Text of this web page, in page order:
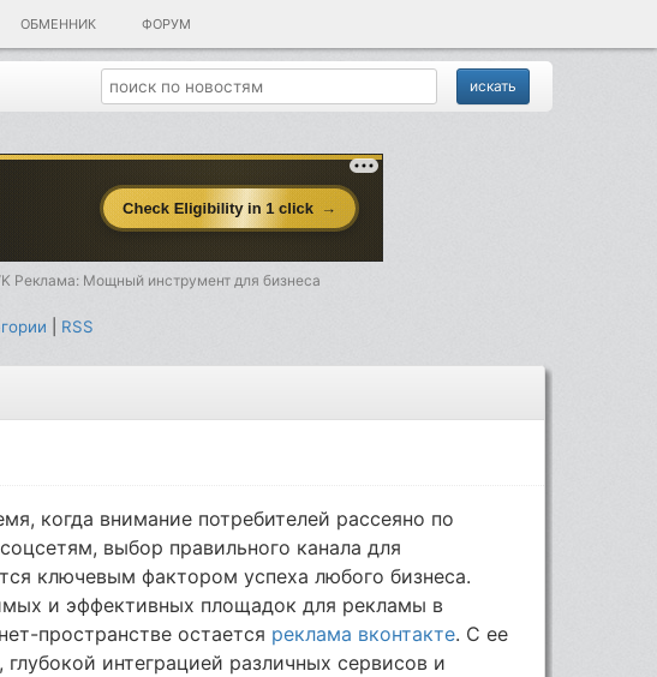
ОБМЕННИК ФОРУМ
Реклама: Мощный инструмент для бизнеса
RSS
когда внимание потребителей рассеяно по
выбор правильного канала для
ключевым фактором успеха любого бизнеса.
и эффективных площадок для рекламы в
пространстве остается реклама вконтакте. С ее
интеграцией различных сервисов и